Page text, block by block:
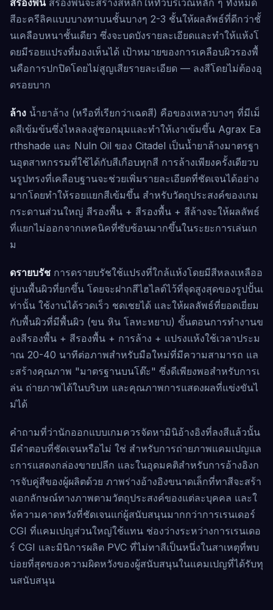
สีอะครีลิคแบบบางทาบนชั้นบางๆ 2-3 ชั้นให้ผลลัพธ์ที่ดีกว่าชั้
นเคลือบหนาชั้นเดียว ซึ่งจะบดบังรายละเอียดและทำให้แห้งโ
ดยมีรอยแปรงที่มองเห็นได้ เป้าหมายของการเคลือบผิวรองพื้
นคือการปกปิดโดยไม่สูญเสียรายละเอียด — ลงสีโดยไม่ต้องอุ
ดรอยบาก
ล้าง น้ำยาล้าง (หรือที่เรียกว่าเฉดสี) คือของเหลวบางๆ ที่มีเม็
ดสีเข้มข้นซึ่งไหลลงสู่ซอกมุมและทำให้เงาเข้มขึ้น Agrax Ea
rthshade และ Nuln Oil ของ Citadel เป็นน้ำยาล้างมาตรฐา
นอุตสาหกรรมที่ใช้ได้กับสีเกือบทุกสี การล้างเพียงครั้งเดียวบ
นรูปทรงที่เคลือบฐานจะช่วยเพิ่มรายละเอียดที่ชัดเจนได้อย่าง
มากโดยทำให้รอยแยกสีเข้มขึ้น สำหรับวัตถุประสงค์ของเกม
กระดานส่วนใหญ่ สีรองพื้น + สีรองพื้น + สีล้างจะให้ผลลัพธ์
ที่แยกไม่ออกจากเทคนิคที่ซับซ้อนมากขึ้นในระยะการเล่นเก
ม
ดรายบรัช การดรายบรัชใช้แปรงที่ใกล้แห้งโดยมีสีหลงเหลืออ
ยู่บนพื้นผิวที่ยกขึ้น โดยจะฝากสีไฮไลต์ไว้ที่จุดสูงสุดของรูปปั้นเ
ท่านั้น ใช้งานได้รวดเร็ว ชดเชยได้ และให้ผลลัพธ์ที่ยอดเยี่ยม
กับพื้นผิวที่มีพื้นผิว (ขน หิน โลหะหยาบ) ขั้นตอนการทำงานข
องสีรองพื้น + สีรองพื้น + การล้าง + แปรงแห้งใช้เวลาประม
าณ 20-40 นาทีต่อภาพสำหรับมือใหม่ที่มีความสามารถ แล
ะสร้างคุณภาพ "มาตรฐานบนโต๊ะ" ซึ่งดีเพียงพอสำหรับการเ
ล่น ถ่ายภาพได้ในบริบท และคุณภาพการแสดงผลที่แข่งขันไ
ม่ได้
คำถามที่ว่านักออกแบบเกมควรจัดหามินิอ้างอิงที่ลงสีแล้วนั้น
มีคำตอบที่ชัดเจนหรือไม่ ใช่ สำหรับการถ่ายภาพแคมเปญแล
ะการแสดงกล่องขายปลีก และในอุดมคติสำหรับการอ้างอิงก
ารจับคู่สีของผู้ผลิตด้วย ภาพร่างอ้างอิงขนาดเล็กที่ทาสีจะสร้า
งเอกลักษณ์ทางภาพตามวัตถุประสงค์ของแต่ละบุคคล และใ
ห้ความคาดหวังที่ชัดเจนแก่ผู้สนับสนุนมากกว่าการเรนเดอร์
CGI ที่แคมเปญส่วนใหญ่ใช้แทน ช่องว่างระหว่างการเรนเดอ
ร์ CGI และมินิการผลิต PVC ที่ไม่ทาสีเป็นหนึ่งในสาเหตุที่พบ
บ่อยที่สุดของความผิดหวังของผู้สนับสนุนในแคมเปญที่ได้รับทุ
นสนับสนุน